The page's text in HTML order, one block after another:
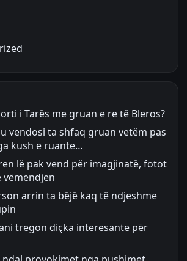
i Tarës me gruan e re të Bleros?
vendosi ta shfaq gruan vetëm pas
kush e ruante…
lë pak vend për imagjinatë, fotot
arrin ta bëjë kaq të ndjeshme
tregon diçka interesante për